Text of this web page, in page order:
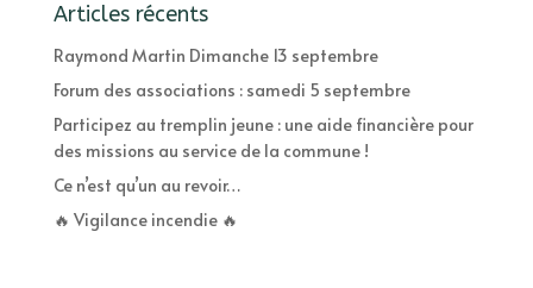
Articles récents
Raymond Martin Dimanche 13 septembre
Forum des associations : samedi 5 septembre
Participez au tremplin jeune : une aide financière pour
des missions au service de la commune !
Ce n’est qu’un au revoir…
🔥 Vigilance incendie 🔥